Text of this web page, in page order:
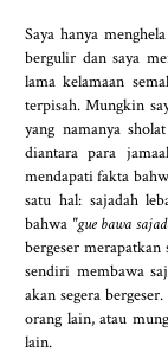
Saya hanya
bergulir dan saya
lama kelamaan
terpisah. Mungkin
yang namanya
diantara para
mendapati fakta
satu hal: sajadah
bahwa "gue bawa
bergeser
sendiri membawa
akan segera
orang lain, atau
lain.